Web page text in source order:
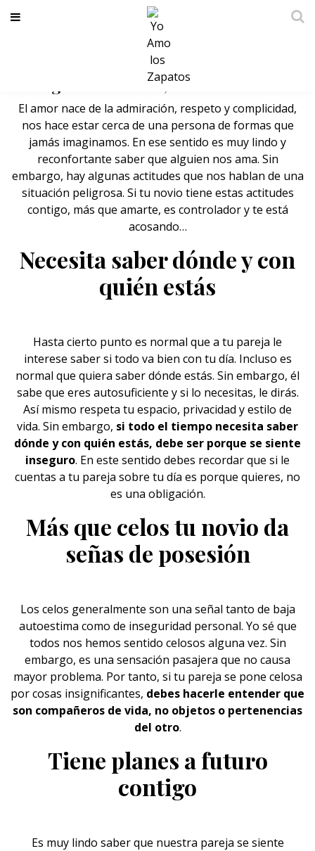
Si tu novio tiene estos detalles
contigo no es lindo, es controlador
El amor nace de la admiración, respeto y complicidad,
nos hace estar cerca de una persona de formas que
jamás imaginamos. En ese sentido es muy lindo y
reconfortante saber que alguien nos ama. Sin
embargo, hay algunas actitudes que nos hablan de una
situación peligrosa. Si tu novio tiene estas actitudes
contigo, más que amarte, es controlador y te está
acosando…
Necesita saber dónde y con
quién estás
Hasta cierto punto es normal que a tu pareja le
interese saber si todo va bien con tu día. Incluso es
normal que quiera saber dónde estás. Sin embargo, él
sabe que eres autosuficiente y si lo necesitas, le dirás.
Así mismo respeta tu espacio, privacidad y estilo de
vida. Sin embargo, si todo el tiempo necesita saber
dónde y con quién estás, debe ser porque se siente
inseguro. En este sentido debes recordar que si le
cuentas a tu pareja sobre tu día es porque quieres, no
es una obligación.
Más que celos tu novio da
señas de posesión
Los celos generalmente son una señal tanto de baja
autoestima como de inseguridad personal. Yo sé que
todos nos hemos sentido celosos alguna vez. Sin
embargo, es una sensación pasajera que no causa
mayor problema. Por tanto, si tu pareja se pone celosa
por cosas insignificantes, debes hacerle entender que
son compañeros de vida, no objetos o pertenencias
del otro.
Tiene planes a futuro
contigo
Es muy lindo saber que nuestra pareja se siente